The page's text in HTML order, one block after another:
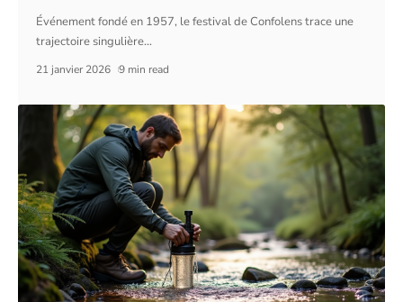
Événement fondé en 1957, le festival de Confolens trace une
trajectoire singulière…
21 janvier 2026 9 min read